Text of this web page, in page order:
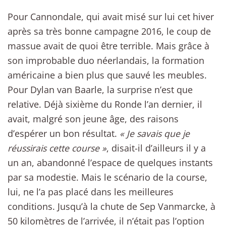
Pour Cannondale, qui avait misé sur lui cet hiver
après sa très bonne campagne 2016, le coup de
massue avait de quoi être terrible. Mais grâce à
son improbable duo néerlandais, la formation
américaine a bien plus que sauvé les meubles.
Pour Dylan van Baarle, la surprise n’est que
relative. Déjà sixième du Ronde l’an dernier, il
avait, malgré son jeune âge, des raisons
d’espérer un bon résultat. « Je savais que je
réussirais cette course », disait-il d’ailleurs il y a
un an, abandonné l’espace de quelques instants
par sa modestie. Mais le scénario de la course,
lui, ne l’a pas placé dans les meilleures
conditions. Jusqu’à la chute de Sep Vanmarcke, à
50 kilomètres de l’arrivée, il n’était pas l’option